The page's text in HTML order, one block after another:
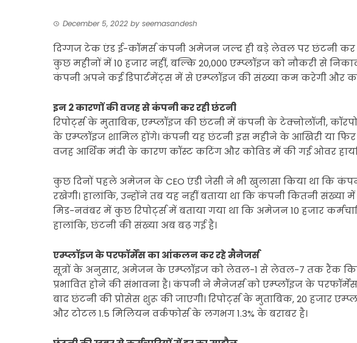
December 5, 2022 by seemasandesh
दिग्गज टेक एंड ई-कॉमर्स कंपनी अमेजन जल्द ही बड़े लेवल पर छंटनी
कुछ महीनों में 10 हजार नहीं, बल्कि 20,000 एम्प्लॉइज को नौकरी से
कंपनी अपने कई डिपार्टमेंट्स में से एम्प्लॉइज की संख्‍या कम करेगी और
इन 2 कारणों की वजह से कंपनी कर रही छंटनी
रिपोर्ट्स के मुताबिक, एम्प्लॉइज की छंटनी में कंपनी के टेक्नोलॉजी,
के एम्प्लॉइज शामिल होंगे। कंपनी यह छंटनी इस महीने के आखिरी या
वजह आर्थिक मंदी के कारण कॉस्ट कटिंग और कोविड में की गई ओवर
कुछ दिनों पहले अमेजन के CEO एंडी जेसी ने भी खुलासा किया था कि
रखेगी। हालांकि, उन्होंने तब यह नहीं बताया था कि कंपनी कितनी
मिड-नवंबर में कुछ रिपोर्ट्स में बताया गया था कि अमेजन 10 हजार
हालांकि, छंटनी की संख्या अब बढ़ गई है।
एम्प्लॉइज के परफॉर्मेंस का आंकलन कर रहे मैनेजर्स
सूत्रों के अनुसार, अमेजन के एम्प्लॉइज को लेवल-1 से लेवल-7 तक रैंक
प्रभावित होने की संभावना है। कंपनी ने मैनेजर्स को एम्प्लॉइज के
बाद छंटनी की प्रोसेस शुरू की जाएगी। रिपोर्ट्स के मुताबिक, 20 हजार
और टोटल 1.5 मिलियन वर्कफोर्स के लगभग 1.3% के बराबर है।